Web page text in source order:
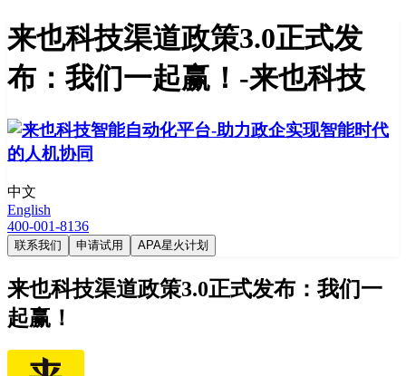
来也科技渠道政策3.0正式发
布：我们一起赢！-来也科技
中文
English
400-001-8136
联系我们 申请试用 APA星火计划
来也科技渠道政策3.0正式发布：我们一
起赢！